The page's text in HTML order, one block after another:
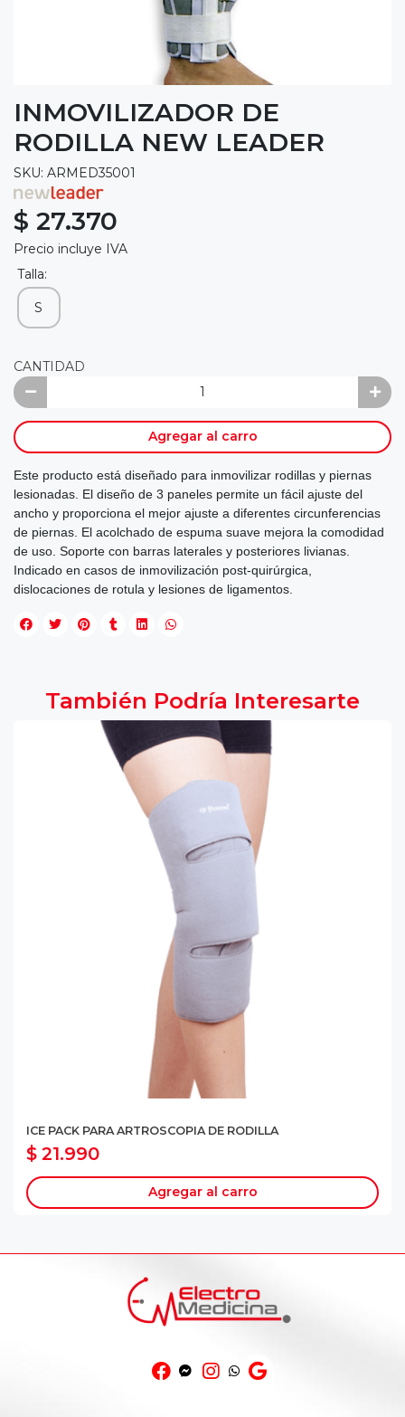
INMOVILIZADOR DE
RODILLA NEW LEADER
SKU: ARMED35001
$ 27.370
Precio incluye IVA
Talla:
S
CANTIDAD
Agregar al carro
Este producto está diseñado para inmovilizar rodillas y piernas
lesionadas. El diseño de 3 paneles permite un fácil ajuste del
ancho y proporciona el mejor ajuste a diferentes circunferencias
de piernas. El acolchado de espuma suave mejora la comodidad
de uso. Soporte con barras laterales y posteriores livianas.
Indicado en casos de inmovilización post-quirúrgica,
dislocaciones de rotula y lesiones de ligamentos.
También Podría Interesarte
ICE PACK PARA ARTROSCOPIA DE RODILLA
$ 21.990
Agregar al carro